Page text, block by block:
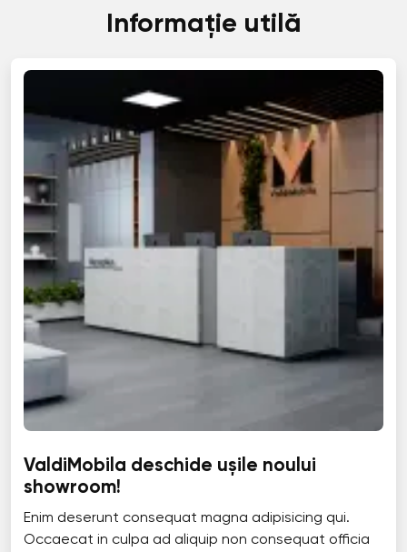
Informație utilă
ValdiMobila deschide ușile noului
showroom!
Enim deserunt consequat magna adipisicing qui.
Occaecat in culpa ad aliquip non consequat officia